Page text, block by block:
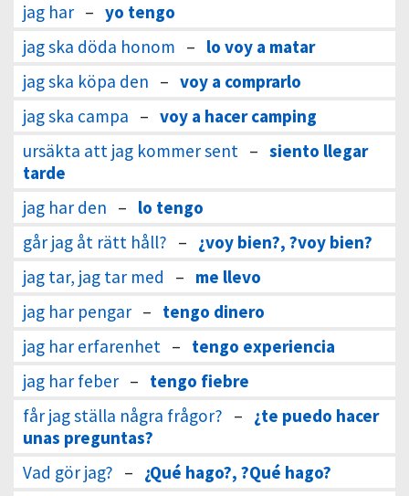
jag har – yo tengo
jag ska döda honom – lo voy a matar
jag ska köpa den – voy a comprarlo
jag ska campa – voy a hacer camping
ursäkta att jag kommer sent – siento llegar
tarde
jag har den – lo tengo
går jag åt rätt håll? – ¿voy bien?, ?voy bien?
jag tar, jag tar med
– me llevo
jag har pengar – tengo dinero
jag har erfarenhet – tengo experiencia
jag har feber – tengo fiebre
får jag ställa några frågor? – ¿te puedo hacer
unas preguntas?
Vad gör jag? – ¿Qué hago?, ?Qué hago?